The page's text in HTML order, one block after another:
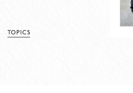
TOPICS